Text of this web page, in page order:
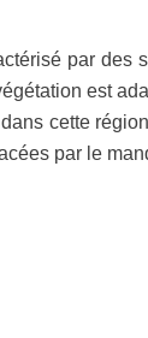
par
est
cette
par le